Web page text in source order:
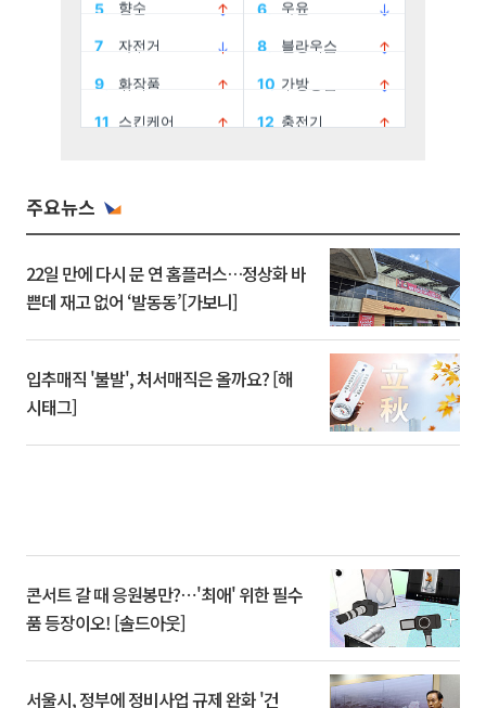
주요뉴스
22일 만에 다시 문 연 홈플러스…정상화 바
쁜데 재고 없어 ‘발동동’[가보니]
입추매직 '불발', 처서매직은 올까요? [해
시태그]
콘서트 갈 때 응원봉만?⋯'최애' 위한 필수
품 등장이오! [솔드아웃]
서울시, 정부에 정비사업 규제 완화 '건